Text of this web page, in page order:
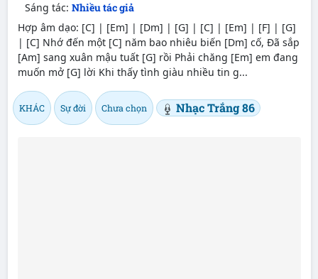
Sáng tác: Nhiều tác giả
Hợp âm dạo: [C] | [Em] | [Dm] | [G] | [C] | [Em] | [F] | [G]
| [C] Nhớ đến một [C] năm bao nhiêu biến [Dm] cố, Đã sắp
[Am] sang xuân mậu tuất [G] rồi Phải chăng [Em] em đang
muốn mở [G] lời Khi thấy tình giàu nhiều tin g...
KHÁC Sự đời Chưa chọn Nhạc Trắng 86